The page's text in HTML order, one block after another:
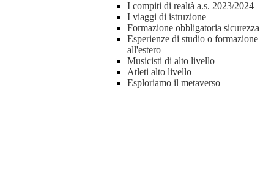
I compiti di realtà a.s. 2023/2024
I viaggi di istruzione
Formazione obbligatoria sicurezza
Esperienze di studio o formazione
all'estero
Musicisti di alto livello
Atleti alto livello
Esploriamo il metaverso